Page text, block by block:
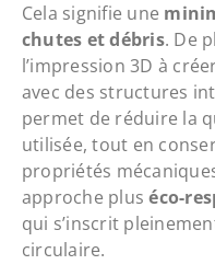
Cela signifie une
chutes et débris. De
l’impression 3D à
avec des structures
permet de réduire la
utilisée, tout en
propriétés
approche pluséco-
qui s’inscrit
circulaire.